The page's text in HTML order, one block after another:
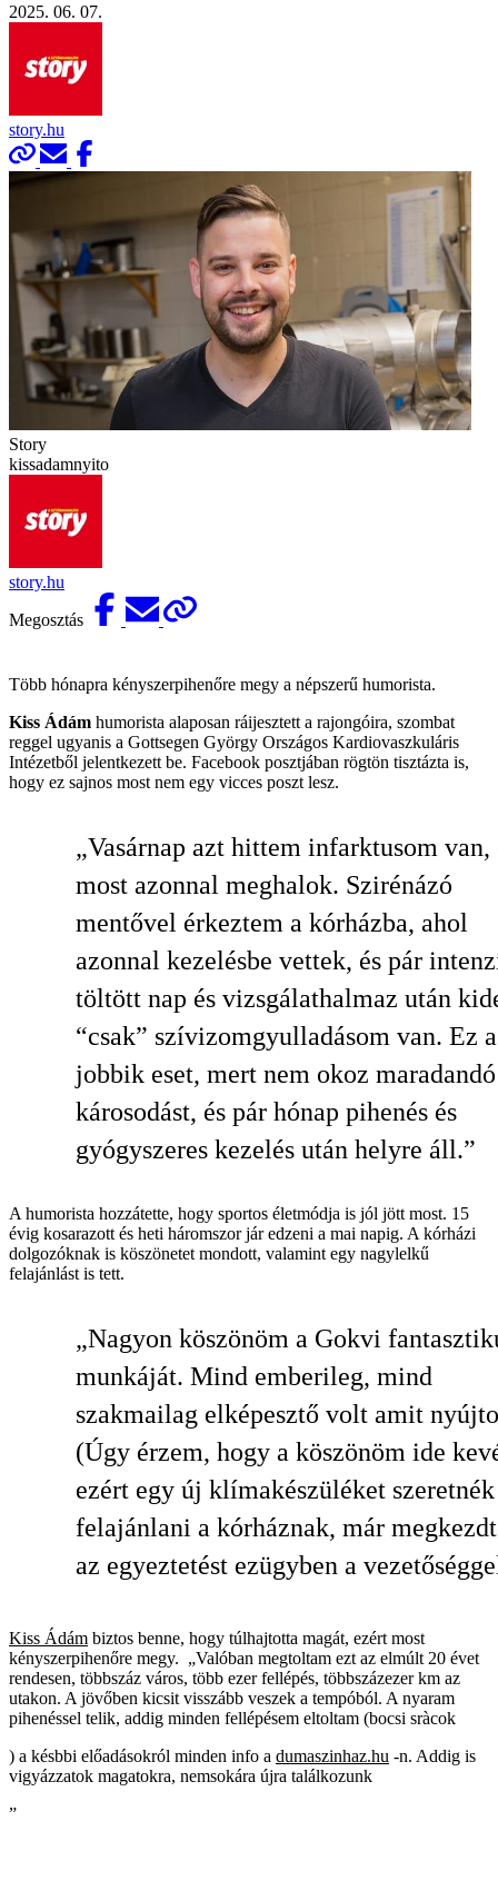
2025. 06. 07.
story.hu
Story
kissadamnyito
story.hu
Megosztás
Több hónapra kényszerpihenőre megy a népszerű humorista.
Kiss Ádám humorista alaposan ráijesztett a rajongóira, szombat
reggel ugyanis a Gottsegen György Országos Kardiovaszkuláris
Intézetből jelentkezett be. Facebook posztjában rögtön tisztázta is,
hogy ez sajnos most nem egy vicces poszt lesz.
„Vasárnap azt hittem infarktusom van,
most azonnal meghalok. Szirénázó
mentővel érkeztem a kórházba, ahol
azonnal kezelésbe vettek, és pár
töltött nap és vizsgálathalmaz után
“csak” szívizomgyulladásom van. Ez a
jobbik eset, mert nem okoz maradandó
károsodást, és pár hónap pihenés és
gyógyszeres kezelés után helyre áll.”
A humorista hozzátette, hogy sportos életmódja is jól jött most. 15
évig kosarazott és heti háromszor jár edzeni a mai napig. A kórházi
dolgozóknak is köszönetet mondott, valamint egy nagylelkű
felajánlást is tett.
„Nagyon köszönöm a Gokvi
munkáját. Mind emberileg, mind
szakmailag elképesztő volt amit
(Úgy érzem, hogy a köszönöm ide
ezért egy új klímakészüléket szeretnék
felajánlani a kórháznak, már
az egyeztetést ezügyben a
Kiss Ádám biztos benne, hogy túlhajtotta magát, ezért most
kényszerpihenőre megy. „Valóban megtoltam ezt az elmúlt 20 évet
rendesen, többszáz város, több ezer fellépés, többszázezer km az
utakon. A jövőben kicsit visszább veszek a tempóból. A nyaram
pihenéssel telik, addig minden fellépésem eltoltam (bocsi sràcok
) a késbbi előadásokról minden info a dumaszinhaz.hu -n. Addig is
vigyázzatok magatokra, nemsokára újra találkozunk
”